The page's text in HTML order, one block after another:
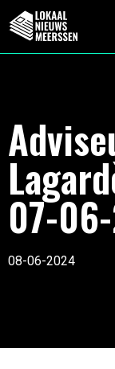
07-
08-06-2024